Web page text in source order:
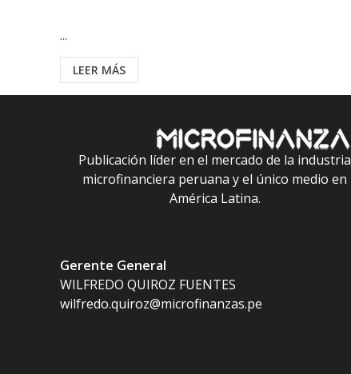
...
LEER MÁS
Publicación líder en el mercado de la industria
microfinanciera peruana y el único medio en
América Latina.
Gerente General
WILFREDO QUIROZ FUENTES
wilfredo.quiroz@microfinanzas.pe